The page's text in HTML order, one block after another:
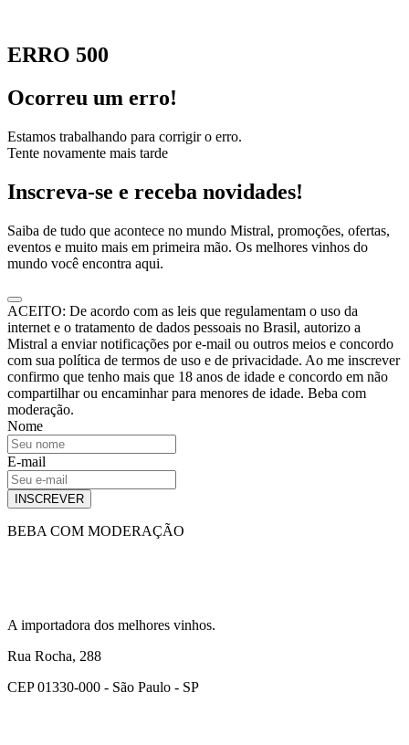
ERRO 500
Ocorreu um erro!
Estamos trabalhando para corrigir o erro.
Tente novamente mais tarde
Inscreva-se e receba novidades!
Saiba de tudo que acontece no mundo Mistral, promoções, ofertas,
eventos e muito mais em primeira mão. Os melhores vinhos do
mundo você encontra aqui.
ACEITO: De acordo com as leis que regulamentam o uso da
internet e o tratamento de dados pessoais no Brasil, autorizo a
Mistral a enviar notificações por e-mail ou outros meios e concordo
com sua política de termos de uso e de privacidade. Ao me inscrever
confirmo que tenho mais que 18 anos de idade e concordo em não
compartilhar ou encaminhar para menores de idade. Beba com
moderação.
Nome
E-mail
INSCREVER
BEBA COM MODERAÇÃO
A importadora dos melhores vinhos.
Rua Rocha, 288
CEP 01330-000 - São Paulo - SP